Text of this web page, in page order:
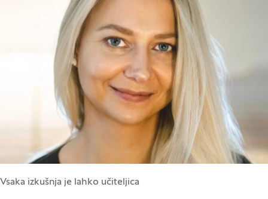
Vsaka izkušnja je lahko učiteljica